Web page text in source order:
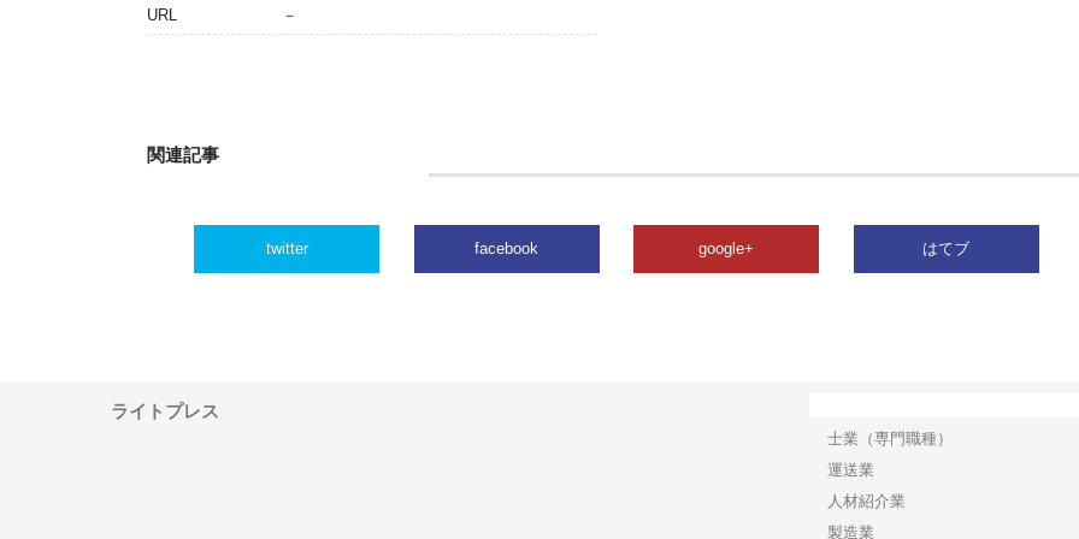
URL －
関連記事
twitter facebook google+ はてブ
ライトプレス
士業（専門職種）
運送業
人材紹介業
製造業